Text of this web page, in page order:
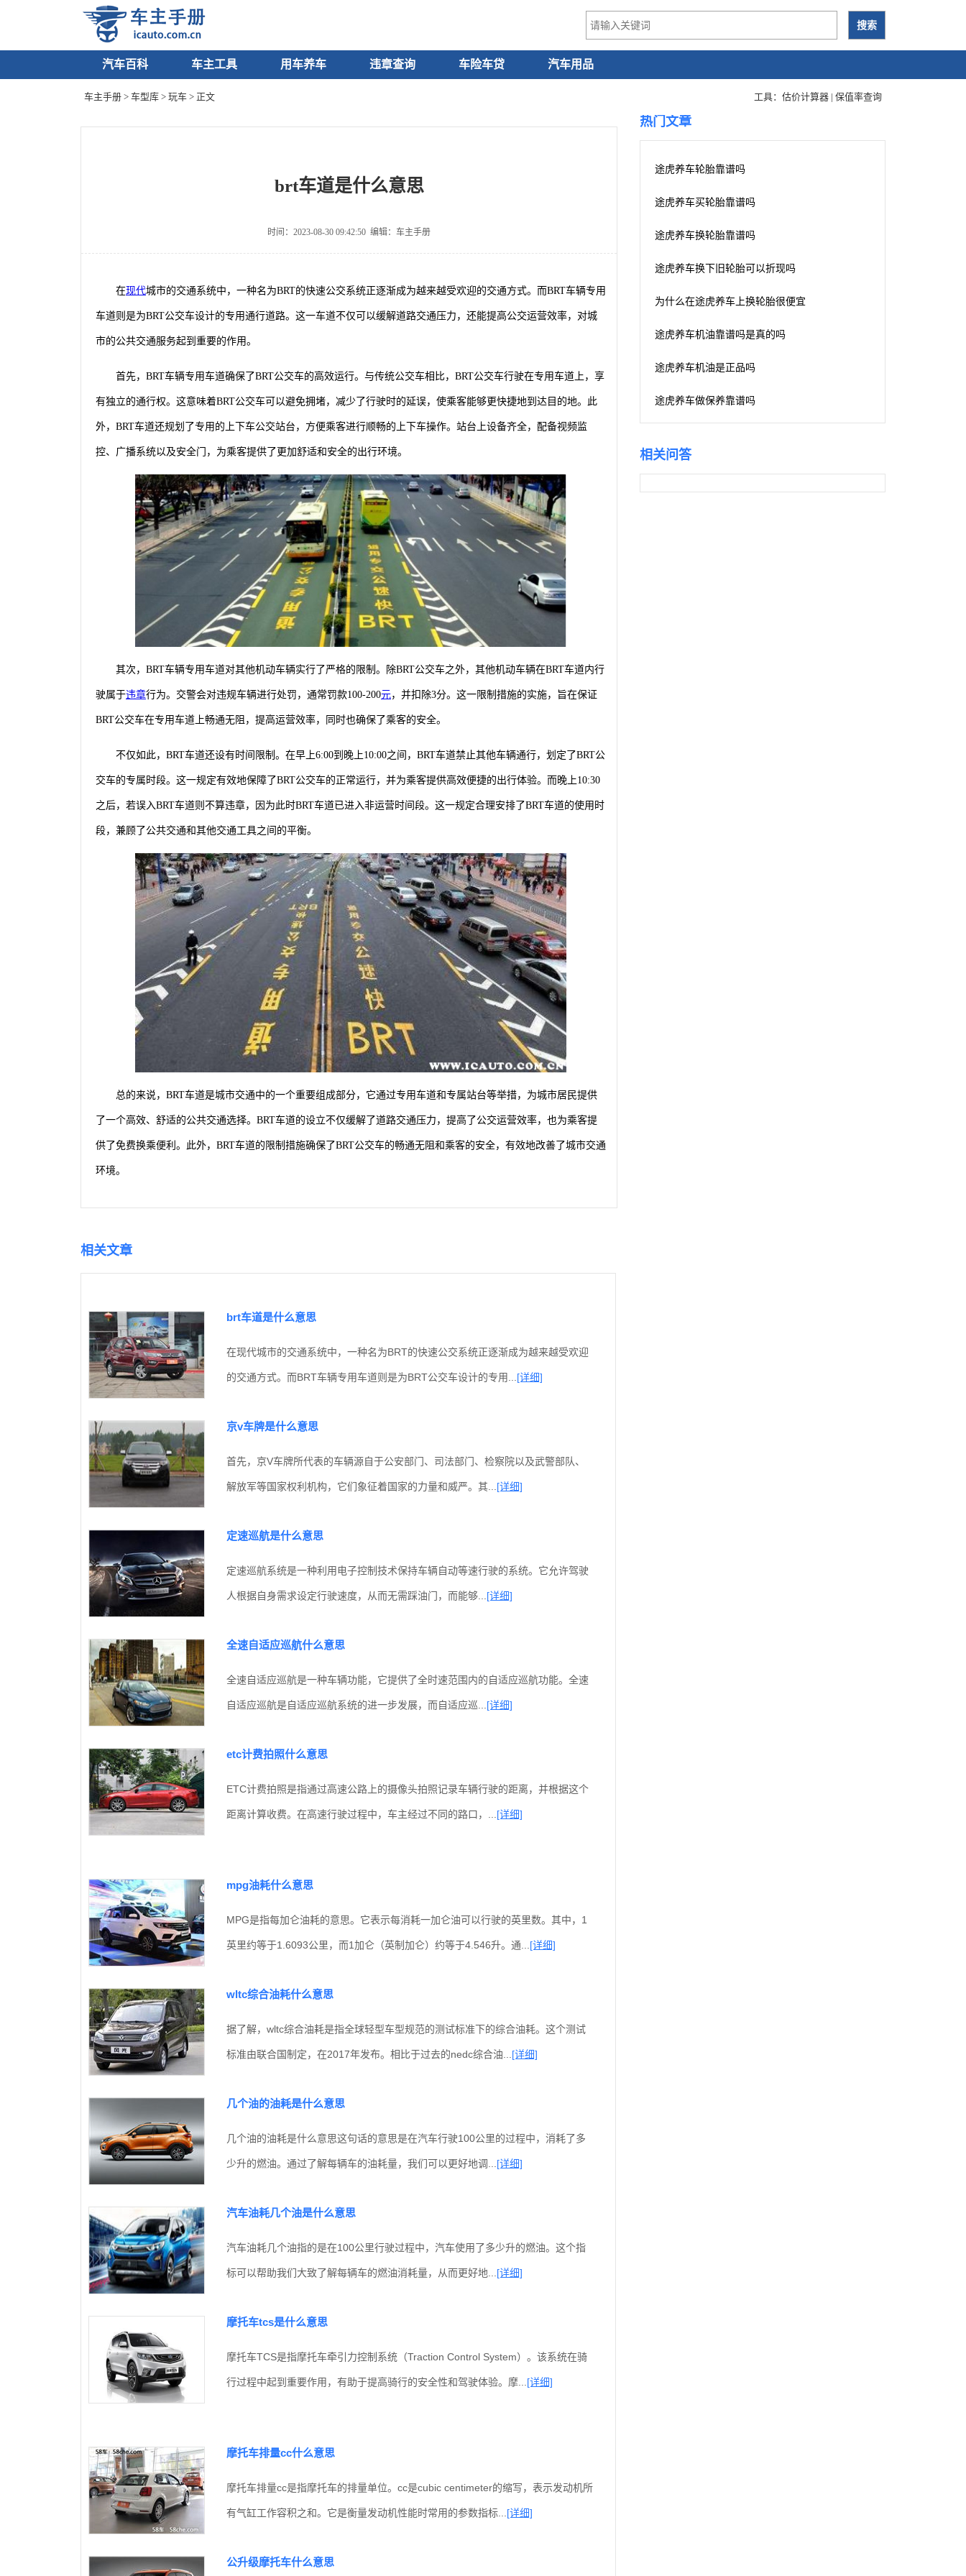
汽车百科 车主工具 用车养车 违章查询 车险车贷 汽车用品
车主手册 > 车型库 > 玩车 > 正文 工具： 估价计算器 | 保值率查询
brt车道是什么意思
时间：2023-08-30 09:42:50 编辑：车主手册
在现代城市的交通系统中，一种名为BRT的快速公交系统正逐渐成为越来越受欢迎的交通方式。而BRT车辆专用
车道则是为BRT公交车设计的专用通行道路。这一车道不仅可以缓解道路交通压力，还能提高公交运营效率，对城
市的公共交通服务起到重要的作用。
首先，BRT车辆专用车道确保了BRT公交车的高效运行。与传统公交车相比，BRT公交车行驶在专用车道上，享
有独立的通行权。这意味着BRT公交车可以避免拥堵，减少了行驶时的延误，使乘客能够更快捷地到达目的地。此
外，BRT车道还规划了专用的上下车公交站台，方便乘客进行顺畅的上下车操作。站台上设备齐全，配备视频监
控、广播系统以及安全门，为乘客提供了更加舒适和安全的出行环境。
其次，BRT车辆专用车道对其他机动车辆实行了严格的限制。除BRT公交车之外，其他机动车辆在BRT车道内行
驶属于违章行为。交警会对违规车辆进行处罚，通常罚款100-200元，并扣除3分。这一限制措施的实施，旨在保证
BRT公交车在专用车道上畅通无阻，提高运营效率，同时也确保了乘客的安全。
不仅如此，BRT车道还设有时间限制。在早上6:00到晚上10:00之间，BRT车道禁止其他车辆通行，划定了BRT公
交车的专属时段。这一规定有效地保障了BRT公交车的正常运行，并为乘客提供高效便捷的出行体验。而晚上10:30
之后，若误入BRT车道则不算违章，因为此时BRT车道已进入非运营时间段。这一规定合理安排了BRT车道的使用时
段，兼顾了公共交通和其他交通工具之间的平衡。
总的来说，BRT车道是城市交通中的一个重要组成部分，它通过专用车道和专属站台等举措，为城市居民提供
了一个高效、舒适的公共交通选择。BRT车道的设立不仅缓解了道路交通压力，提高了公交运营效率，也为乘客提
供了免费换乘便利。此外，BRT车道的限制措施确保了BRT公交车的畅通无阻和乘客的安全，有效地改善了城市交通
环境。
相关文章
brt车道是什么意思
在现代城市的交通系统中，一种名为BRT的快速公交系统正逐渐成为越来越受欢迎
的交通方式。而BRT车辆专用车道则是为BRT公交车设计的专用... [详细]
京v车牌是什么意思
首先，京V车牌所代表的车辆源自于公安部门、司法部门、检察院以及武警部队、
解放军等国家权利机构，它们象征着国家的力量和威严。其... [详细]
定速巡航是什么意思
定速巡航系统是一种利用电子控制技术保持车辆自动等速行驶的系统。它允许驾驶
人根据自身需求设定行驶速度，从而无需踩油门，而能够... [详细]
全速自适应巡航什么意思
全速自适应巡航是一种车辆功能，它提供了全时速范围内的自适应巡航功能。全速
自适应巡航是自适应巡航系统的进一步发展，而自适应巡... [详细]
etc计费拍照什么意思
ETC计费拍照是指通过高速公路上的摄像头拍照记录车辆行驶的距离，并根据这个
距离计算收费。在高速行驶过程中，车主经过不同的路口，... [详细]
mpg油耗什么意思
MPG是指每加仑油耗的意思。它表示每消耗一加仑油可以行驶的英里数。其中，1
英里约等于1.6093公里，而1加仑（英制加仑）约等于4.546升。通... [详细]
wltc综合油耗什么意思
据了解，wltc综合油耗是指全球轻型车型规范的测试标准下的综合油耗。这个测试
标准由联合国制定，在2017年发布。相比于过去的nedc综合油... [详细]
几个油的油耗是什么意思
几个油的油耗是什么意思这句话的意思是在汽车行驶100公里的过程中，消耗了多
少升的燃油。通过了解每辆车的油耗量，我们可以更好地调... [详细]
汽车油耗几个油是什么意思
汽车油耗几个油指的是在100公里行驶过程中，汽车使用了多少升的燃油。这个指
标可以帮助我们大致了解每辆车的燃油消耗量，从而更好地... [详细]
摩托车tcs是什么意思
摩托车TCS是指摩托车牵引力控制系统（Traction Control System）。该系统在骑
行过程中起到重要作用，有助于提高骑行的安全性和驾驶体验。摩... [详细]
摩托车排量cc什么意思
摩托车排量cc是指摩托车的排量单位。cc是cubic centimeter的缩写，表示发动机所
有气缸工作容积之和。它是衡量发动机性能时常用的参数指标... [详细]
公升级摩托车什么意思
热门文章
途虎养车轮胎靠谱吗
途虎养车买轮胎靠谱吗
途虎养车换轮胎靠谱吗
途虎养车换下旧轮胎可以折现吗
为什么在途虎养车上换轮胎很便宜
途虎养车机油靠谱吗是真的吗
途虎养车机油是正品吗
途虎养车做保养靠谱吗
相关问答